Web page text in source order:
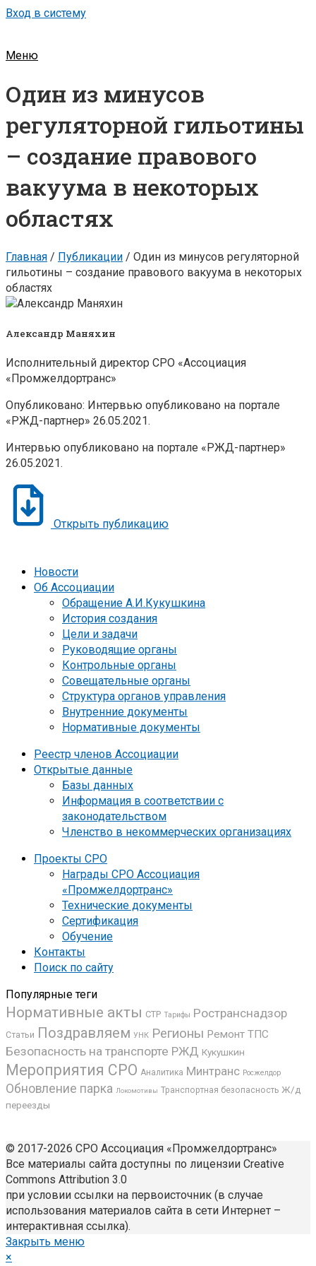
Вход в систему
Меню
Один из минусов
регуляторной гильотины
– создание правового
вакуума в некоторых
областях
Главная / Публикации / Один из минусов регуляторной
гильотины – создание правового вакуума в некоторых
областях
Александр Маняхин
Исполнительный директор СРО «Ассоциация
«Промжелдортранс»
Опубликовано: Интервью опубликовано на портале
«РЖД-партнер» 26.05.2021.
Интервью опубликовано на портале «РЖД-партнер»
26.05.2021.
Открыть публикацию
Новости
Об Ассоциации
Обращение А.И.Кукушкина
История создания
Цели и задачи
Руководящие органы
Контрольные органы
Совещательные органы
Структура органов управления
Внутренние документы
Нормативные документы
Реестр членов Ассоциации
Открытые данные
Базы данных
Информация в соответствии с
законодательством
Членство в некоммерческих организациях
Проекты СРО
Награды СРО Ассоциация
«Промжелдортранс»
Технические документы
Сертификация
Обучение
Контакты
Поиск по сайту
Популярные теги
Нормативные акты СТР Тарифы Ространснадзор
Статьи Поздравляем УНК Регионы Ремонт ТПС
Безопасность на транспорте РЖД Кукушкин
Мероприятия СРО Аналитика Минтранс Росжелдор
Обновление парка Локомотивы Транспортная безопасность Ж/д
переезды
© 2017-2026 СРО Ассоциация «Промжелдортранс»
Все материалы сайта доступны по лицензии Creative
Commons Attribution 3.0
при условии ссылки на первоисточник (в случае
использования материалов сайта в сети Интернет –
интерактивная ссылка).
Закрыть меню
×